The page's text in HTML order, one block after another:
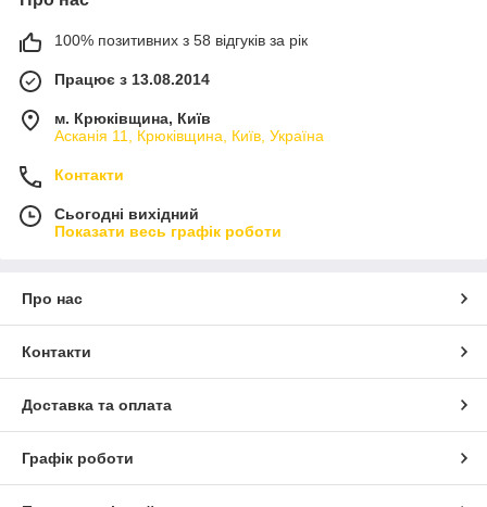
100% позитивних з 58 відгуків за рік
Працює з 13.08.2014
м. Крюківщина, Київ
Асканія 11, Крюківщина, Київ, Україна
Контакти
Сьогодні вихідний
Показати весь графік роботи
Про нас
Контакти
Доставка та оплата
Графік роботи